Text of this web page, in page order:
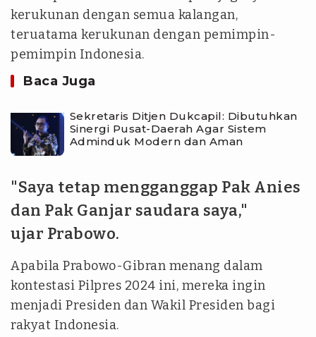
kerukunan dengan semua kalangan,
teruatama kerukunan dengan pemimpin-
pemimpin Indonesia.
Baca Juga
Sekretaris Ditjen Dukcapil: Dibutuhkan
Sinergi Pusat-Daerah Agar Sistem
Adminduk Modern dan Aman
"Saya tetap mengganggap Pak Anies
dan Pak Ganjar saudara saya,"
ujar Prabowo.
Apabila Prabowo-Gibran menang dalam
kontestasi Pilpres 2024 ini, mereka ingin
menjadi Presiden dan Wakil Presiden bagi
rakyat Indonesia.